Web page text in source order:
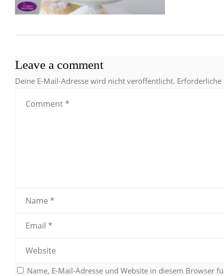
Leave a comment
Deine E-Mail-Adresse wird nicht veröffentlicht.
Name, E-Mail-Adresse und Website in diesem Browser